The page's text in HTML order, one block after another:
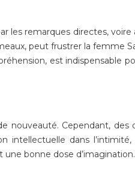
les remarques directes, voire
peut frustrer la femme
est indispensable
nouveauté. Cependant, des
intellectuelle dans
bonne dose d’imagination.